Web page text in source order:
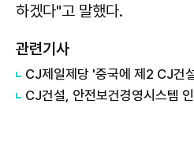
하겠다"고 말했다.
관련기사
CJ제일제당 '중국에 제2 CJ
CJ건설, 안전보건경영시스템